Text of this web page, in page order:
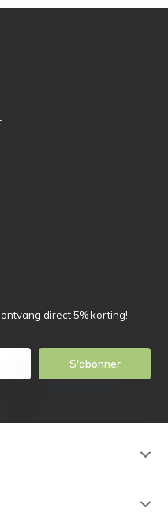
direct 5% korting!
S'abonner